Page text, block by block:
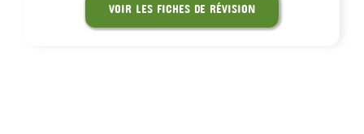
VOIR LES FICHES DE RÉVISION